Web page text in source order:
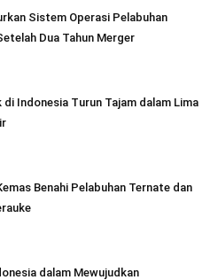
Sistem Operasi Pelabuhan
Dua Tahun Merger
di Indonesia Turun Tajam dalam Lima
Benahi Pelabuhan Ternate dan
dalam Mewujudkan